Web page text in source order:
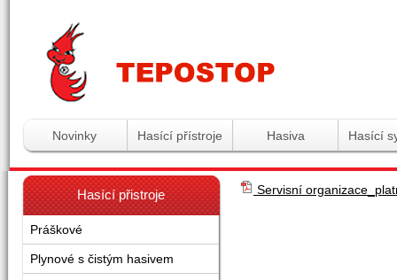
Tepostop - www.hasici-
Novinky Hasící přístroje Hasiva Hasící
Hasící přistroje
Práškové
Plynové s čistým hasivem
Servisní